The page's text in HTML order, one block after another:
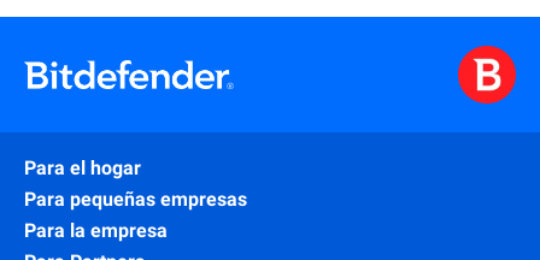
Para el hogar
Para pequeñas empresas
Para la empresa